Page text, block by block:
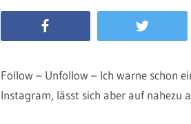
Twitter
Follow – Unfollow – Ich warne schon
Instagram, lässt sich aber auf nahezu